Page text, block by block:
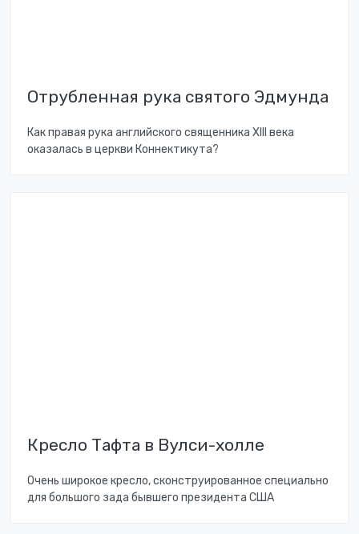
Отрубленная рука святого Эдмунда
Как правая рука английского священника XIII века
оказалась в церкви Коннектикута?
Кресло Тафта в Вулси-холле
Очень широкое кресло, сконструированное специально
для большого зада бывшего президента США